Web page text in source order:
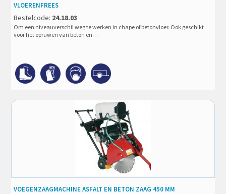
VLOERENFREES
Bestelcode: 24.18.03
Om een niveauverschil weg te werken in chape of betonvloer. Ook geschikt
voor het opruwen van beton en…
VOEGENZAAGMACHINE ASFALT EN BETON ZAAG 450 MM